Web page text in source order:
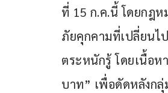
ที่ 15 ก.ค.นี้ โดยกฎ
ภัยคุกคามที่เปลี่ยนไ
ตระหนักรู้ โดยเนื้อ
บาท” เพื่อดัดหลังกลุ่